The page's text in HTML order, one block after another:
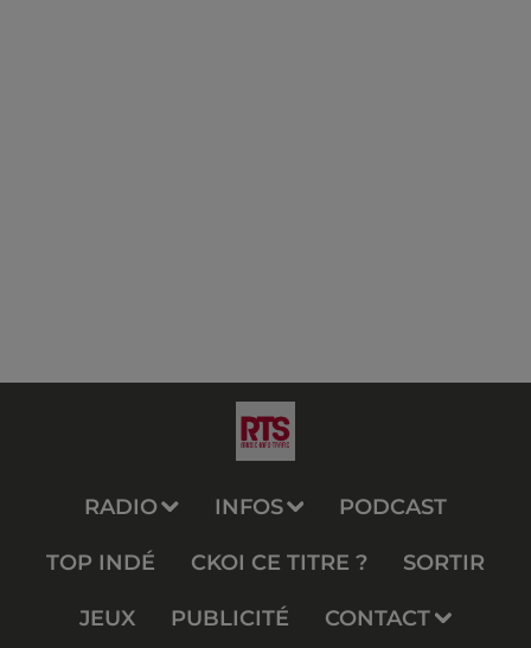
RADIO INFOS PODCAST
TOP INDÉ CKOI CE TITRE ? SORTIR
JEUX PUBLICITÉ CONTACT